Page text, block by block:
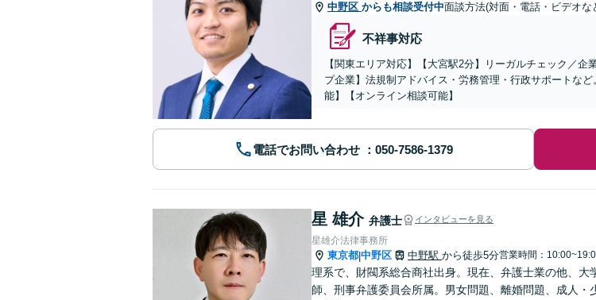
中野区 からも相談受付中面談方法(対面・電話・ビデオな
不祥事対応
【関東エリア対応】【大宮駅2分】リーガルチェック／
プ企業】法規制アドバイス・労務管理・行政サポートな
能】【オンライン相談可能】
電話でお問い合わせ
星 雄介 弁護士 インタビューを見る
星雄介法律事務所
東京都|中野区 中野駅 から徒歩5分営業時間：
理系で、財閥系総合商社出身。現在、弁護士業の他、
師、刑事弁護委員会所属。男女問題、離婚問題、成人